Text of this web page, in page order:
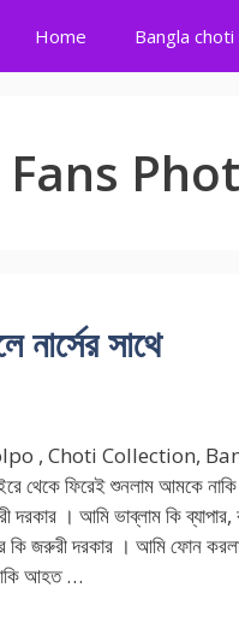
Home Bangla choti
সাথে
, Choti Collection,
থেকে ফিরেই শুনলাম আমকে
দরকার । আমি ভাব্লাম কি
কি জরুরী দরকার । আমি ফোন
আহত …